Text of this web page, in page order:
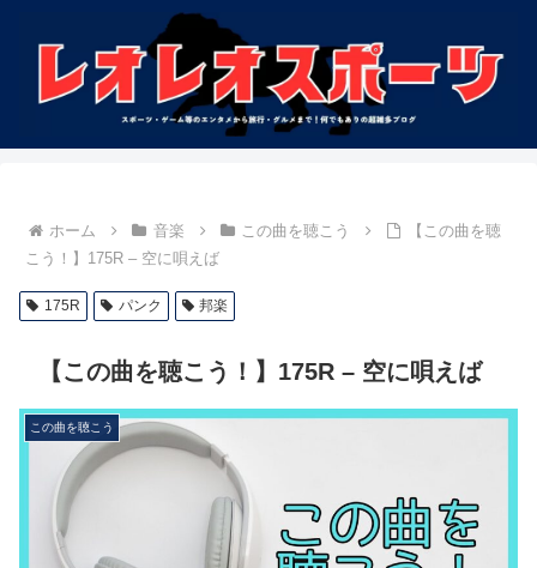
ホーム 音楽 この曲を聴こう
【この曲を聴
こう！】175R – 空に唄えば
175R パンク 邦楽
【この曲を聴こう！】175R – 空に唄えば
この曲を聴こう